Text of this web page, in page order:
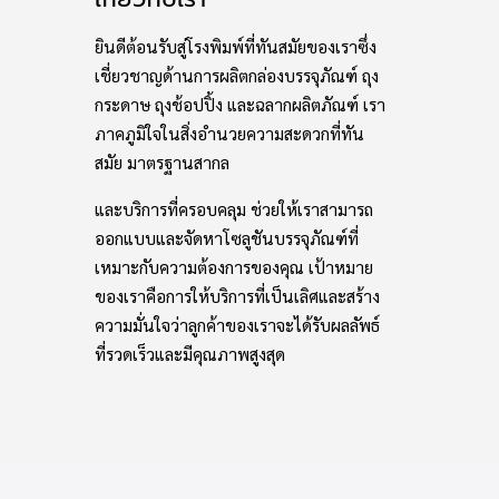
ยินดีต้อนรับสู่โรงพิมพ์ที่ทันสมัยของเราซึ่ง
เชี่ยวชาญด้านการผลิตกล่องบรรจุภัณฑ์ ถุง
กระดาษ ถุงช้อปปิ้ง และฉลากผลิตภัณฑ์ เรา
ภาคภูมิใจในสิ่งอำนวยความสะดวกที่ทัน
สมัย มาตรฐานสากล
และบริการที่ครอบคลุม ช่วยให้เราสามารถ
ออกแบบและจัดหาโซลูชันบรรจุภัณฑ์ที่
เหมาะกับความต้องการของคุณ เป้าหมาย
ของเราคือการให้บริการที่เป็นเลิศและสร้าง
ความมั่นใจว่าลูกค้าของเราจะได้รับผลลัพธ์
ที่รวดเร็วและมีคุณภาพสูงสุด